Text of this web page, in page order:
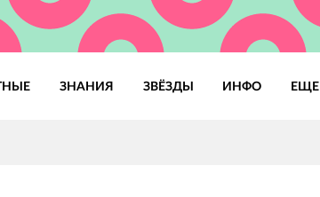
ЗНАНИЯ ЗВЁЗДЫ ИНФО ЕЩЕ